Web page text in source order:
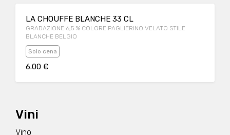
LA CHOUFFE BLANCHE 33 CL
GRADAZIONE 6,5 % COLORE PAGLIERINO VELATO STILE
BLANCHE BELGIO
Solo cena
6.00 €
Vini
Vino